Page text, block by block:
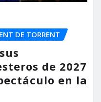
DE TORRENT
de 2027
en la